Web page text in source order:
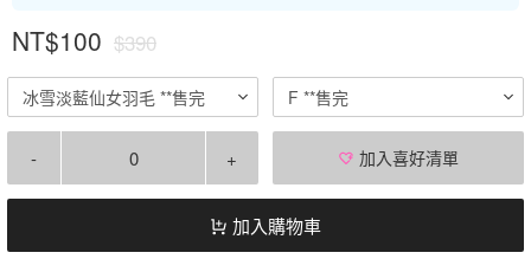
NT$100 $390
冰雪淡藍仙女羽毛 **售完 F **售完
- + 加入喜好清單
加入購物車